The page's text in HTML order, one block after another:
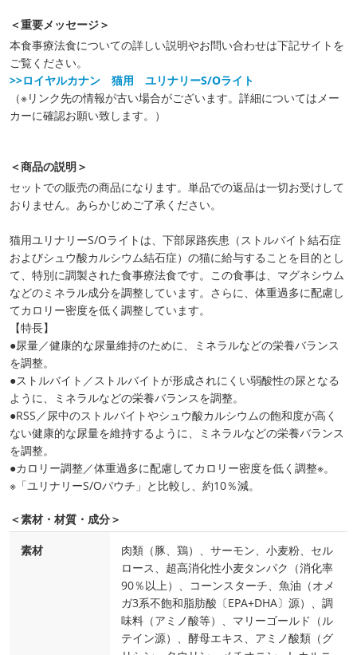
＜重要メッセージ＞
本食事療法食についての詳しい説明やお問い合わせは下記サイトを
ご覧ください。
>>ロイヤルカナン 猫用 ユリナリーS/Oライト
（※リンク先の情報が古い場合がございます。詳細についてはメー
カーに確認お願い致します。）
＜商品の説明＞
セットでの販売の商品になります。単品での返品は一切お受けして
おりません。あらかじめご了承ください。
猫用ユリナリーS/Oライトは、下部尿路疾患（ストルバイト結石症
およびシュウ酸カルシウム結石症）の猫に給与することを目的とし
て、特別に調製された食事療法食です。この食事は、マグネシウム
などのミネラル成分を調整しています。さらに、体重過多に配慮し
てカロリー密度を低く調整しています。
【特長】
●尿量／健康的な尿量維持のために、ミネラルなどの栄養バランス
を調整。
●ストルバイト／ストルバイトが形成されにくい弱酸性の尿となる
ように、ミネラルなどの栄養バランスを調整。
●RSS／尿中のストルバイトやシュウ酸カルシウムの飽和度が高く
ない健康的な尿量を維持するように、ミネラルなどの栄養バランス
を調整。
●カロリー調整／体重過多に配慮してカロリー密度を低く調整※。
※「ユリナリーS/Oパウチ」と比較し、約10％減。
＜素材・材質・成分＞
素材
肉類（豚、鶏）、サーモン、小麦粉、セル
ロース、超高消化性小麦タンパク（消化率
90％以上）、コーンスターチ、魚油（オメ
ガ3系不飽和脂肪酸〔EPA+DHA〕源）、調
味料（アミノ酸等）、マリーゴールド（ル
テイン源）、酵母エキス、アミノ酸類（グ